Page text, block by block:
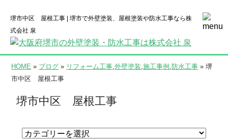
堺市中区 屋根工事 | 堺市で外壁塗装、屋根塗装や防水工事なら株
式会社 泉
HOME » ブログ » リフォーム工事,外壁塗装,施工事例 ,防水工事 » 堺
市中区 屋根工事
堺市中区 屋根工事